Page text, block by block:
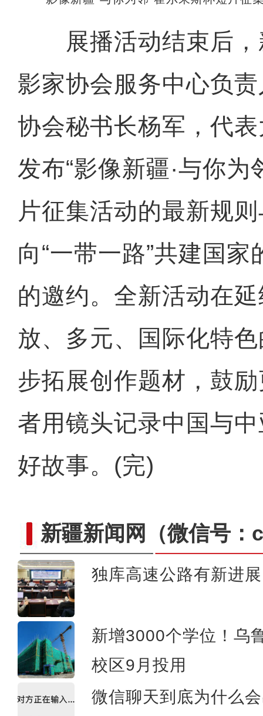
展播活动结束后，
影家协会服务中心负
协会秘书长杨军，代
发布“影像新疆·与你为
片征集活动的最新规
向“一带一路”共建国
的邀约。全新活动在
放、多元、国际化特
步拓展创作题材，鼓
者用镜头记录中国与
好故事。(完)
新疆新闻网 （微信号
独库高速公路有新进
新增3000个学位！乌
校区9月投用
微信聊天到底为什么
新疆昌吉州：家门口的新能源